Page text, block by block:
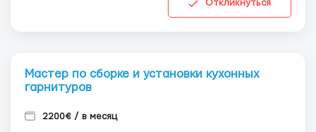
Откликнуться
Мастер по сборке и установки кухонных
гарнитуров
2200€ / в месяц